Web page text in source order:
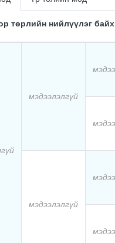
төрлийн нийлүүлэг
мэдээлэлгүй
мэдээлэлгүй